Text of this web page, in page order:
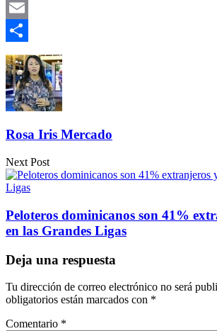
Gmail
Email
Compartir
Rosa Iris Mercado
Next Post
Peloteros dominicanos son 41%
en las Grandes Ligas
Deja una respuesta
Tu dirección de correo electrónico no será
obligatorios están marcados con *
Comentario *